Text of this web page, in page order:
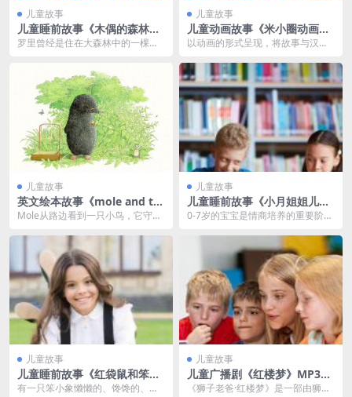
儿童故事
儿童睡前故事《木偶的森林》
MP3免费下载 18集 作者王一
罗里曾经是住在大森林中的一棵枝
儿童故事
儿童动画故事《米小圈动画汉
字课》MP4免费打包
以动画的形式呈现，将故事与汉字
点和兴趣偏好，让孩子...
儿童故事
英文绘本故事《mole and th
e baby bird》PPT免费
Mole从路边看到一只小鸟，它守在
妈过来寻找，Mo...
儿童故事
儿童睡前故事《小月姐姐儿童
必听情商睡前故事》MP3免费
0-7岁的宝宝是情商培养的重要阶
会影响情商发展。本...
儿童故事
儿童睡前故事《红袋鼠和笨小
象》MP3免费下载
有一只笨小象懒懒的、馋馋的、脏
儿童故事
儿童广播剧《红楼梦》MP3网
盘 狮子老爸播音 303集
《狮子老爸·红楼梦》是一部由狮子